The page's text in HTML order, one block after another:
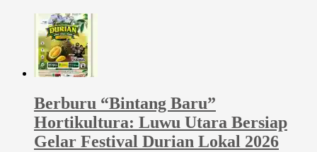
Berburu “Bintang Baru”
Hortikultura: Luwu Utara Bersiap
Gelar Festival Durian Lokal 2026